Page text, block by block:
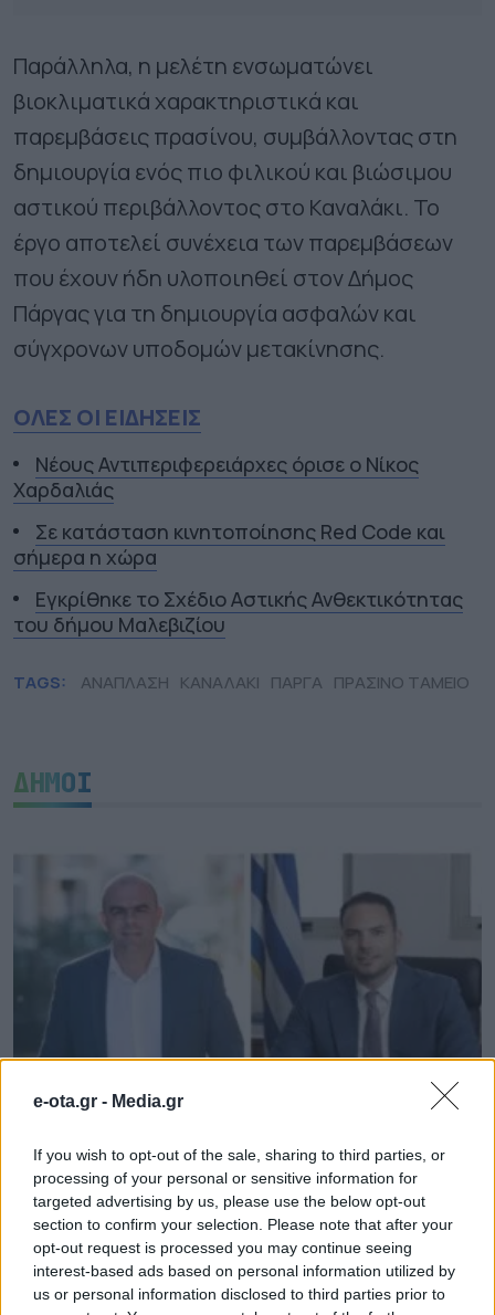
e-ota.gr - Media.gr
If you wish to opt-out of the sale, sharing to third parties, or
processing of your personal or sensitive information for
targeted advertising by us, please use the below opt-out
section to confirm your selection. Please note that after your
opt-out request is processed you may continue seeing
interest-based ads based on personal information utilized by
us or personal information disclosed to third parties prior to
Παράλληλα, η μελέτη ενσωματώνει
βιοκλιματικά χαρακτηριστικά και
παρεμβάσεις πρασίνου, συμβάλλοντας στη
δημιουργία ενός πιο φιλικού και βιώσιμου
αστικού περιβάλλοντος στο Καναλάκι. Το
έργο αποτελεί συνέχεια των παρεμβάσεων
που έχουν ήδη υλοποιηθεί στον Δήμος
Πάργας για τη δημιουργία ασφαλών και
σύγχρονων υποδομών μετακίνησης.
ΟΛΕΣ ΟΙ ΕΙΔΗΣΕΙΣ
Νέους Αντιπεριφερειάρχες όρισε ο Νίκος
Χαρδαλιάς
Σε κατάσταση κινητοποίησης Red Code και
σήμερα η χώρα
Εγκρίθηκε το Σχέδιο Αστικής Ανθεκτικότητας
του δήμου Μαλεβιζίου
TAGS: ΑΝΑΠΛΑΣΗ ΚΑΝΑΛΑΚΙ ΠΑΡΓΑ ΠΡΑΣΙΝΟ ΤΑΜΕΙΟ
ΔΗΜΟΙ
Νέους Αντιπεριφερειάρχες όρισε ο Νίκος
Χαρδαλιάς
09.08.2026 - 11.31